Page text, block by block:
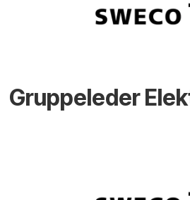
Gruppeleder